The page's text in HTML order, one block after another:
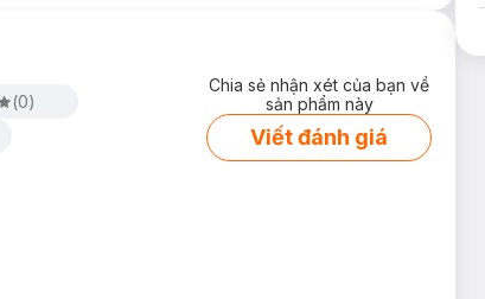
(0)
Chia sẻ nhận xét của bạn về
sản phẩm này
Viết đánh giá